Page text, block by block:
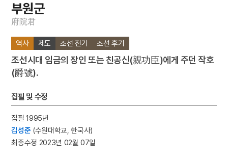
7
주시경
8 청일전쟁
1 금성대군
2
3 북조선임시인민위원회
부원군
府院君
역사 제도 조선 전기 조선 후기
조선시대 임금의 장인 또는 친공신(親功臣)에게 주던 작호
(爵號).
집필 및 수정
집필 1995년
김성준 (수원대학교, 한국사)
최종수정 2023년 02월 07일